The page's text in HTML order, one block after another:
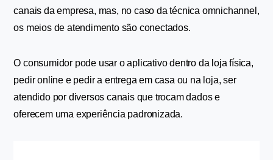
canais da empresa, mas, no caso da técnica omnichannel,
os meios de atendimento são conectados.
O consumidor pode usar o aplicativo dentro da loja física,
pedir online e pedir a entrega em casa ou na loja, ser
atendido por diversos canais que trocam dados e
oferecem uma experiência padronizada.